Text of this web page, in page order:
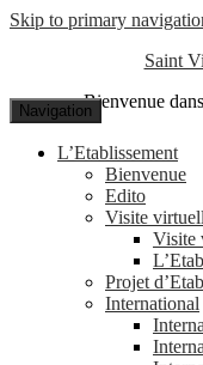
Skip to primary
Saint
Bienvenue
Navigation
L’Etablissement
Bienvenue
Edito
Visite
Visite
Projet
International